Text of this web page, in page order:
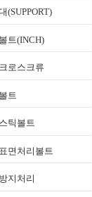
(SUPPORT)
트(INCH)
로스크류
트
틱볼트
면처리볼트
지처리